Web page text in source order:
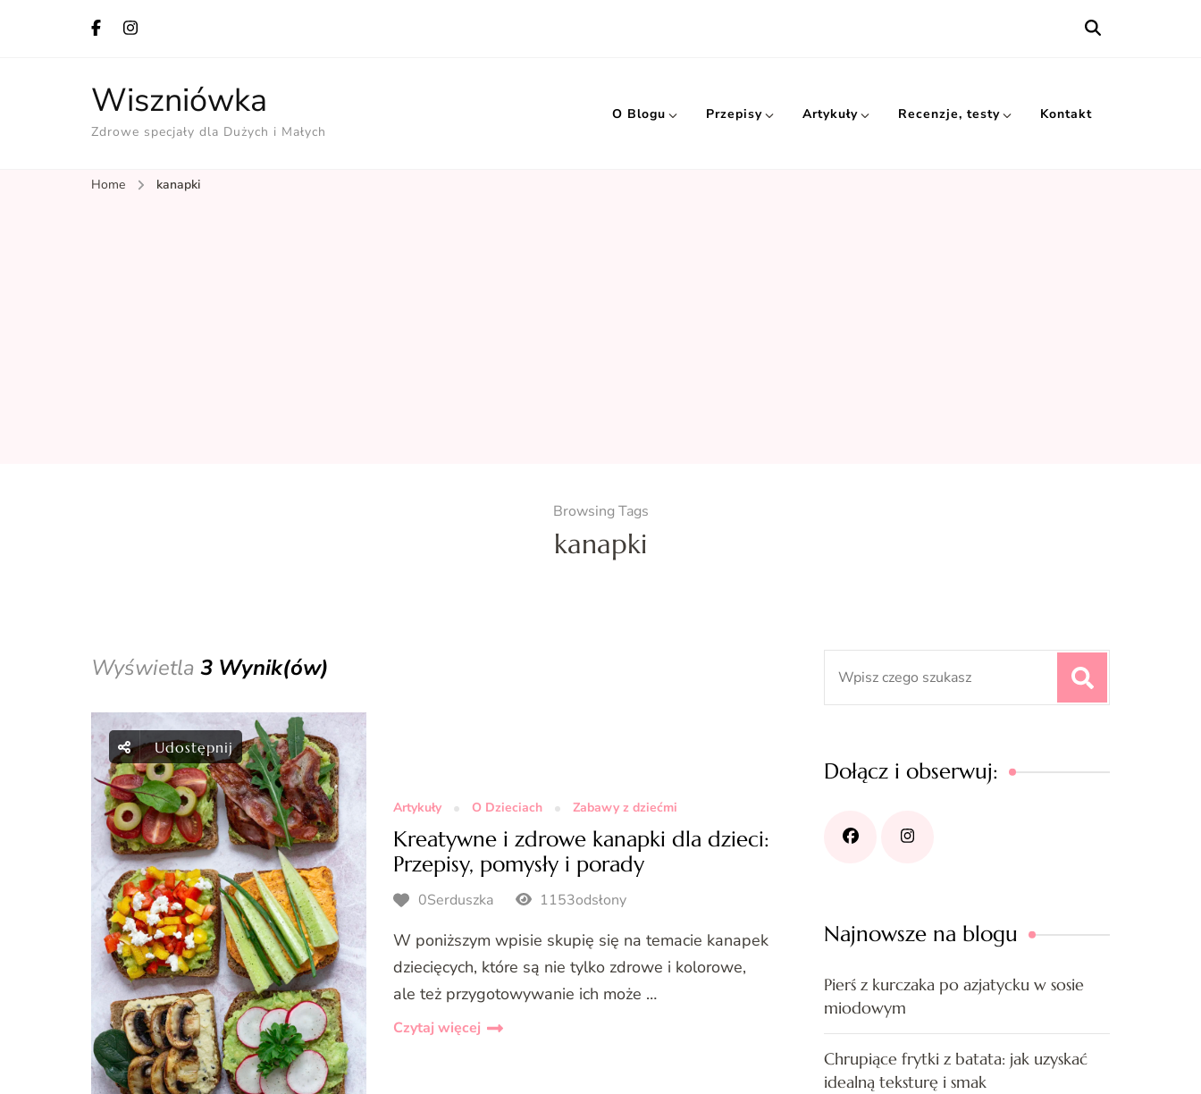
Wiszniówka
Zdrowe specjały dla Dużych i Małych
O Blogu Przepisy Artykuły Recenzje, testy Kontakt
Home kanapki
Browsing Tags
kanapki
Wyświetla 3 Wynik(ów)
Udostępnij
Artykuły O Dzieciach Zabawy z dziećmi
Kreatywne i zdrowe kanapki dla dzieci:
Przepisy, pomysły i porady
0Serduszka 1153odsłony
W poniższym wpisie skupię się na temacie kanapek
dziecięcych, które są nie tylko zdrowe i kolorowe,
ale też przygotowywanie ich może …
Czytaj więcej
Dołącz i obserwuj:
Najnowsze na blogu
Pierś z kurczaka po azjatycku w sosie
miodowym
Chrupiące frytki z batata: jak uzyskać
idealną teksturę i smak